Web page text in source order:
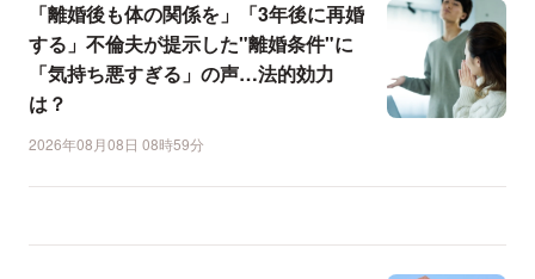
「離婚後も体の関係を」「3年後に再婚
する」不倫夫が提示した"離婚条件"に
「気持ち悪すぎる」の声…法的効力
は？
2026年08月08日 08時59分